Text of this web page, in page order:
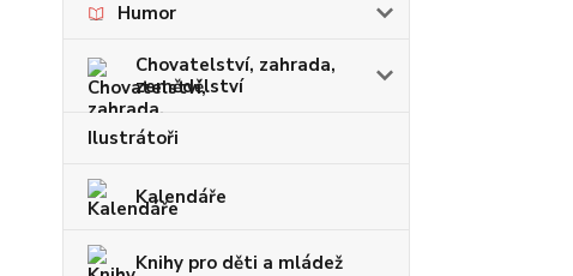
Humor
Chovatelství, zahrada,
zemědělství
Ilustrátoři
Kalendáře
Knihy pro děti a mládež